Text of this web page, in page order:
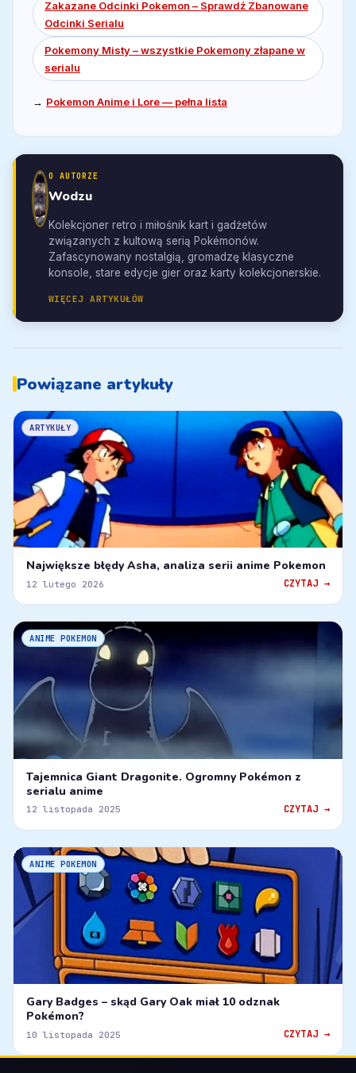
Zakazane Odcinki Pokemon – Sprawdź Zbanowane
Odcinki Serialu
Pokemony Misty – wszystkie Pokemony złapane w
serialu
→ Pokemon Anime i Lore — pełna lista
O AUTORZE
Wodzu
Kolekcjoner retro i miłośnik kart i gadżetów
związanych z kultową serią Pokémonów.
Zafascynowany nostalgią, gromadzę klasyczne
konsole, stare edycje gier oraz karty kolekcjonerskie.
WIĘCEJ ARTYKUŁÓW
Powiązane artykuły
ARTYKUŁY
Największe błędy Asha, analiza serii anime Pokemon
12 lutego 2026 CZYTAJ →
ANIME POKEMON
Tajemnica Giant Dragonite. Ogromny Pokémon z
serialu anime
12 listopada 2025 CZYTAJ →
ANIME POKEMON
Gary Badges – skąd Gary Oak miał 10 odznak
Pokémon?
10 listopada 2025 CZYTAJ →